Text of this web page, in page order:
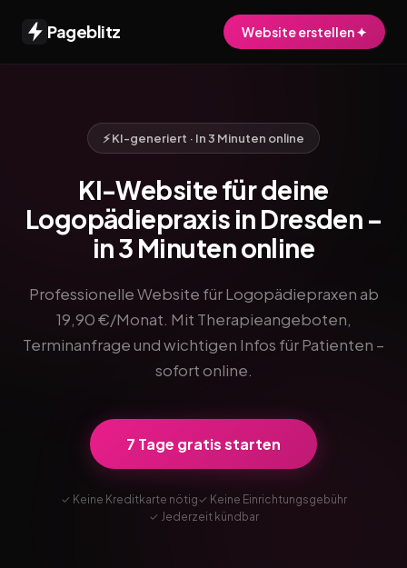
Pageblitz Website erstellen ✦
⚡ KI-generiert · In 3 Minuten online
KI-Website für deine
Logopädiepraxis in Dresden –
in 3 Minuten online
Professionelle Website für Logopädiepraxen ab
19,90 €/Monat. Mit Therapieangeboten,
Terminanfrage und wichtigen Infos für Patienten –
sofort online.
7 Tage gratis starten
✓ Keine Kreditkarte nötig✓ Keine Einrichtungsgebühr
✓ Jederzeit kündbar